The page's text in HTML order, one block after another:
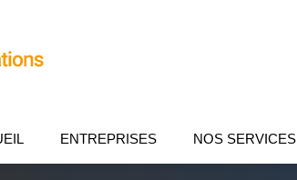
ENTREPRISES NOS SERVICES